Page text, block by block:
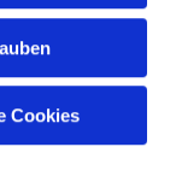
Cookies